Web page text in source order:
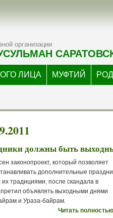
организации
ЛИЦА МУФТИЙ
должны быть
законопроект, который позволяет
дополнительные
их традициями, после скандала в
объявлять выходными днями
и Ураза-байрам.
Читать